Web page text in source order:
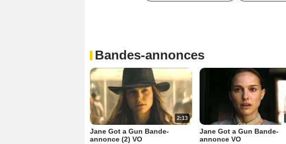
Bandes-annonces
2:13
Jane Got a Gun Bande-
annonce (2) VO
Jane Got a Gun Bande-
annonce VO